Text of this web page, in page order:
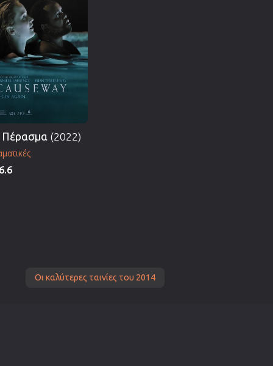
Πέρασμα (2022)
6.6
Οι καλύτερες ταινίες του 2014